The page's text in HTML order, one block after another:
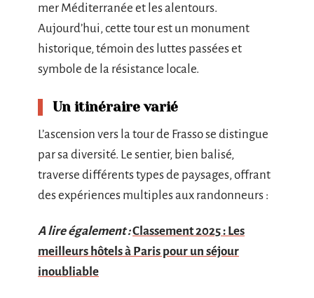
mer Méditerranée et les alentours.
Aujourd’hui, cette tour est un monument
historique, témoin des luttes passées et
symbole de la résistance locale.
Un itinéraire varié
L’ascension vers la tour de Frasso se distingue
par sa diversité. Le sentier, bien balisé,
traverse différents types de paysages, offrant
des expériences multiples aux randonneurs :
A lire également :Classement 2025 : Les
meilleurs hôtels à Paris pour un séjour
inoubliable